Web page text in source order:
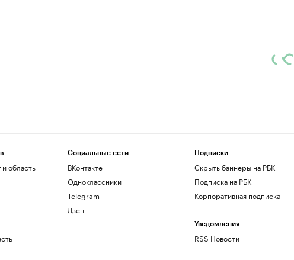
область
Социальные сети
ВКонтакте
Одноклассники
Telegram
Дзен
Подписки
Скрыть баннеры на РБК
Подписка на РБК
Корпоративная подписка
Уведомления
RSS Новости